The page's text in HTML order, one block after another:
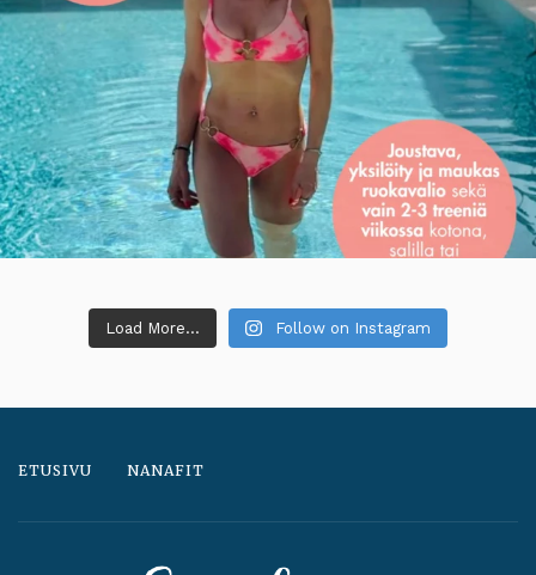
Load More... Follow on Instagram
ETUSIVU NANAFIT